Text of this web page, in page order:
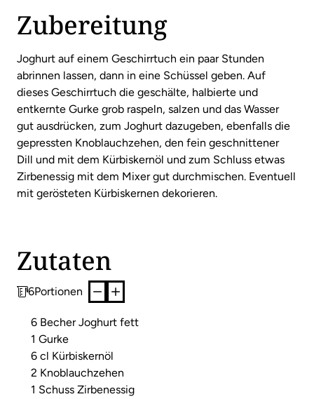
Zubereitung
Joghurt auf einem Geschirrtuch ein paar Stunden
abrinnen lassen, dann in eine Schüssel geben. Auf
dieses Geschirrtuch die geschälte, halbierte und
entkernte Gurke grob raspeln, salzen und das Wasser
gut ausdrücken, zum Joghurt dazugeben, ebenfalls die
gepressten Knoblauchzehen, den fein geschnittener
Dill und mit dem Kürbiskernöl und zum Schluss etwas
Zirbenessig mit dem Mixer gut durchmischen. Eventuell
mit gerösteten Kürbiskernen dekorieren.
Zutaten
6Portionen
6 Becher Joghurt fett
1 Gurke
6 cl Kürbiskernöl
2 Knoblauchzehen
1 Schuss Zirbenessig